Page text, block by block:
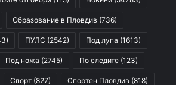
Образование в Пловдив (736)
ПУЛС (2542) Под лупа (1613)
Под ножа (2745) По следите (123)
Спорт (827) Спортен Пловдив (818)